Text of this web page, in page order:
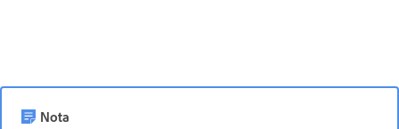
Nota